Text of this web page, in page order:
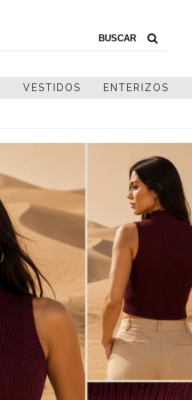
VESTIDOS ENTERIZOS